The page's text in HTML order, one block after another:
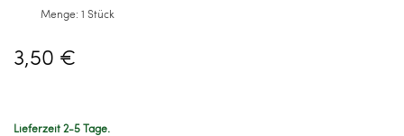
Menge: 1 Stück
3,50 €
Lieferzeit 2-5 Tage.